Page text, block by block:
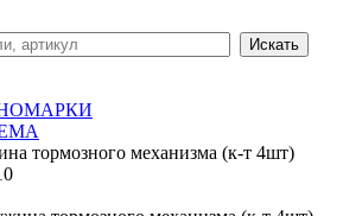
тормозного механизма (к-т 4шт)